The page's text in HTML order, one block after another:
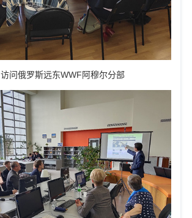
访问俄罗斯远东WWF阿穆尔分部